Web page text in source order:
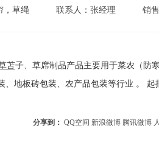
，草绳 联系人：张经理 销
苫子、草席制品产品主要用于菜农（防
、地板砖包装、农产品包装等行业 。
分享到： QQ空间 新浪微博 腾讯微博